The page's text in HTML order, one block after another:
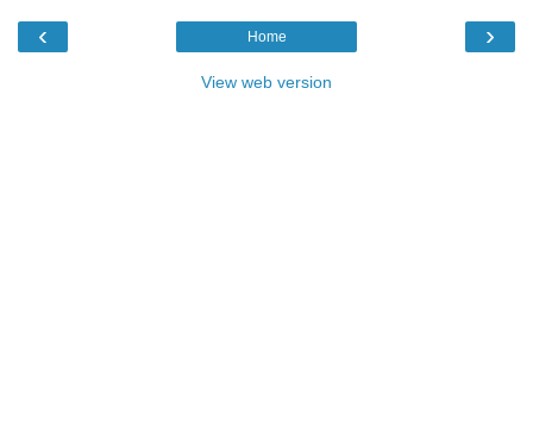
‹ ›
Home
View web version